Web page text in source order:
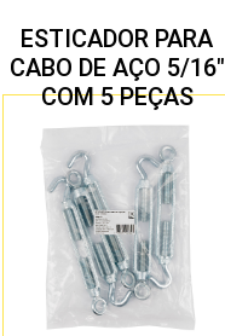
ESTICADOR PARA
CABO DE AÇO 5/16″
COM 5 PEÇAS